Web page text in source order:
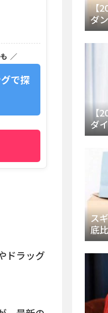
／
で探
ドラッグ
【
ダ
便
徹底
【
ダ
在
解
ス
底
ッ
を